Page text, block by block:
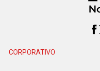
CORPORATIVO